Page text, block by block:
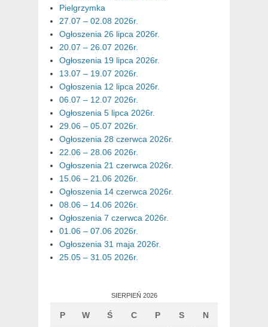
Pielgrzymka
27.07 – 02.08 2026r.
Ogłoszenia 26 lipca 2026r.
20.07 – 26.07 2026r.
Ogłoszenia 19 lipca 2026r.
13.07 – 19.07 2026r.
Ogłoszenia 12 lipca 2026r.
06.07 – 12.07 2026r.
Ogłoszenia 5 lipca 2026r.
29.06 – 05.07 2026r.
Ogłoszenia 28 czerwca 2026r.
22.06 – 28.06 2026r.
Ogłoszenia 21 czerwca 2026r.
15.06 – 21.06 2026r.
Ogłoszenia 14 czerwca 2026r.
08.06 – 14.06 2026r.
Ogłoszenia 7 czerwca 2026r.
01.06 – 07.06 2026r.
Ogłoszenia 31 maja 2026r.
25.05 – 31.05 2026r.
SIERPIEŃ 2026
P W Ś C P S N